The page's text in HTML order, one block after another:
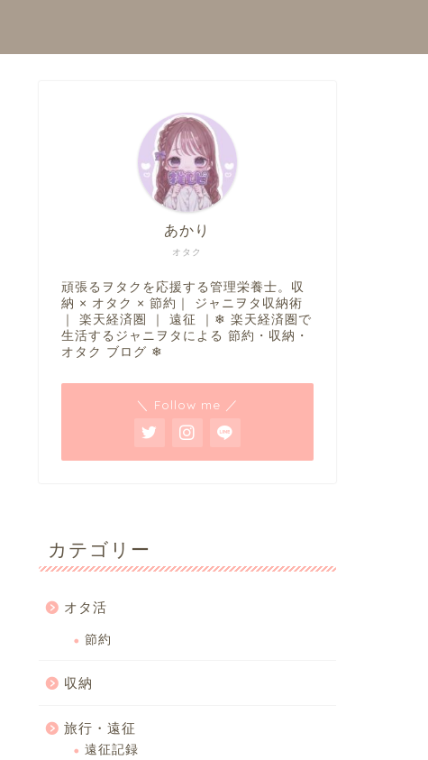
オタク
あかり
頑張るヲタクを応援する管理栄養士。収
納 × オタク × 節約｜ ジャニヲタ収納術
｜ 楽天経済圏 ｜ 遠征 ｜❄︎ 楽天経済圏で
生活するジャニヲタによる 節約・収納・
オタク ブログ ❄︎
＼ Follow me ／
カテゴリー
オタ活
節約
収納
旅行・遠征
遠征記録